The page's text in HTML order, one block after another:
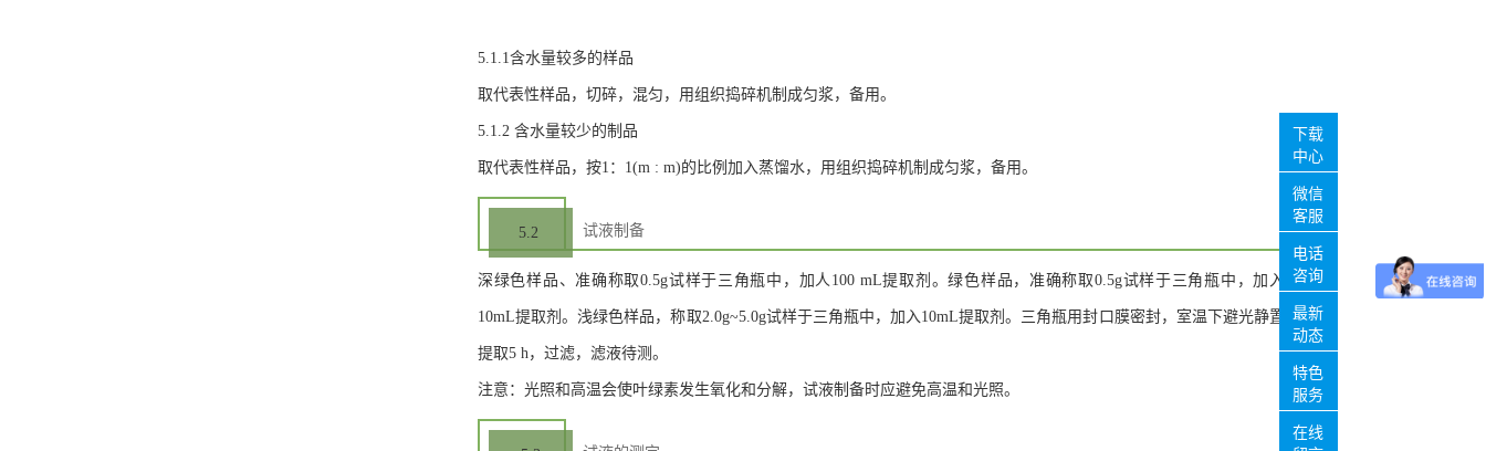
5.1.1含水量较多的样品
取代表性样品，切碎，混匀，用组织捣碎机制成匀浆，备用。
5.1.2 含水量较少的制品
取代表性样品，按1：1(m : m)的比例加入蒸馏水，用组织捣碎机制成匀浆，备用。
5.2 试液制备
深绿色样品、准确称取0.5g试样于三角瓶中，加人100 mL提取剂。绿色样品，准确称取0.5g试样于三角瓶中，加入
10mL提取剂。浅绿色样品，称取2.0g~5.0g试样于三角瓶中，加入10mL提取剂。三角瓶用封口膜密封，室温下避光静置
提取5 h，过滤，滤液待测。
注意：光照和高温会使叶绿素发生氧化和分解，试液制备时应避免高温和光照。
下载
中心
微信
客服
电话
咨询
最新
动态
特色
服务
在线